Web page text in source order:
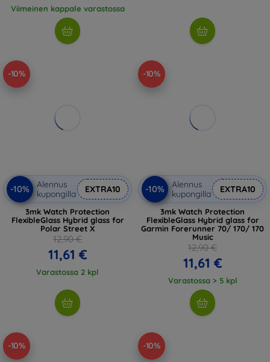
Viimeinen kappale varastossa
-10%
-10%
Alennus
kupongilla
EXTRA10
3mk Watch Protection
FlexibleGlass Hybrid glass for
Polar Street X
12,90 €
11,61 €
Varastossa 2 kpl
-10%
-10%
Alennus
kupongilla
EXTRA10
3mk Watch Protection
FlexibleGlass Hybrid glass for
Garmin Forerunner 70/ 170/ 170
Music
12,90 €
11,61 €
Varastossa > 5 kpl
-10% -10%